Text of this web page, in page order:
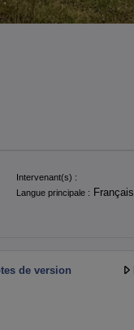
Intervenant(s) :
Langue principale : Français
de version